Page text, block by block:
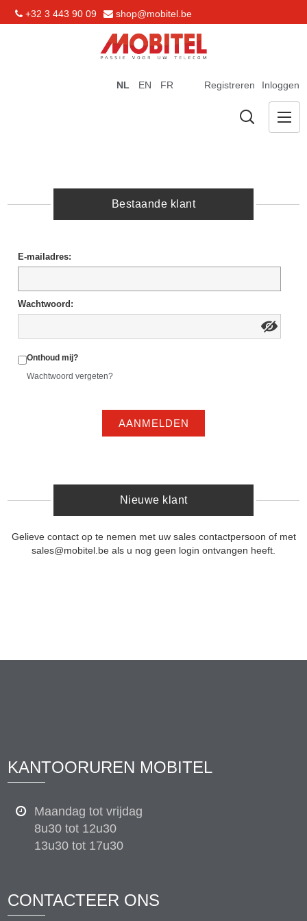
+32 3 443 90 09 shop@mobitel.be
Registreren Inloggen
NL EN FR
Bestaande klant
E-mailadres:
Wachtwoord:
Onthoud mij?
Wachtwoord vergeten?
AANMELDEN
Nieuwe klant
Gelieve contact op te nemen met uw sales contactpersoon of met
sales@mobitel.be als u nog geen login ontvangen heeft.
KANTOORUREN MOBITEL
Maandag tot vrijdag
8u30 tot 12u30
13u30 tot 17u30
CONTACTEER ONS